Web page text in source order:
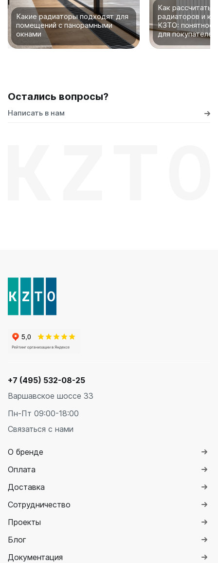
Какие радиаторы подходят для
помещений с панорамными
окнами
Как рассчитать
радиаторов и
КЗТО: понятное
для покупателей
Остались вопросы?
Написать в нам
+7 (495) 532-08-25
Варшавское шоссе 33
Пн-Пт 09:00-18:00
Связаться с нами
О бренде
Оплата
Доставка
Сотрудничество
Проекты
Блог
Документация